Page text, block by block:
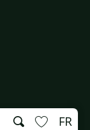
Recherche FR